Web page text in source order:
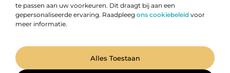
te passen aan uw voorkeuren. Dit draagt bij aan een
gepersonaliseerde ervaring. Raadpleeg ons cookiebeleid voor
meer informatie.
Alles Toestaan
Digitalk.nl – Ontdek, leer en praat mee!
@2025 All Right Reserved. Design by